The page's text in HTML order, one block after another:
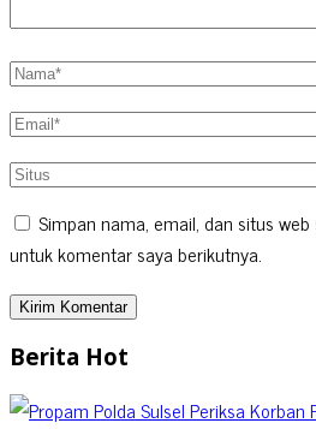
Simpan nama, email, dan situs
untuk komentar saya berikutnya.
Berita Hot